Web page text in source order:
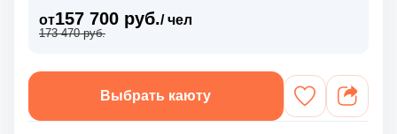
от157 700 руб./ чел
173 470 руб.
Выбрать каюту